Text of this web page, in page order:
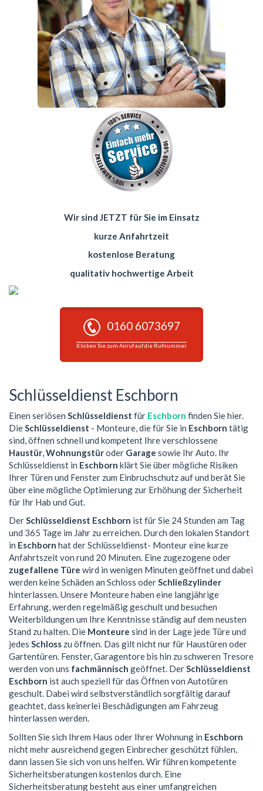
Wir sind JETZT für Sie im Einsatz
kurze Anfahrtzeit
kostenlose Beratung
qualitativ hochwertige Arbeit
0160 6073697
Klicken Sie zum Anruf auf die Rufnummer
Schlüsseldienst Eschborn
Einen seriösen Schlüsseldienst für Eschborn finden Sie hier.
DieSchlüsseldienst - Monteure, die für Sie in Eschborn tätig
sind, öffnen schnell und kompetent Ihre verschlossene
Haustür,Wohnungstüroder Garage sowie Ihr Auto. Ihr
Schlüsseldienst in Eschborn klärt Sie über mögliche Risiken
Ihrer Türen und Fenster zum Einbruchschutz auf und berät Sie
über eine mögliche Optimierung zur Erhöhung der Sicherheit
für Ihr Hab und Gut.
DerSchlüsseldienst Eschborn ist für Sie 24 Stunden am Tag
und 365 Tage im Jahr zu erreichen. Durch den lokalen Standort
in Eschborn hat der Schlüsseldienst- Monteur eine kurze
Anfahrtszeit von rund 20 Minuten. Eine zugezogene oder
zugefallene Türe wird in wenigen Minuten geöffnet und dabei
werden keine Schäden an Schloss oderSchließzylinder
hinterlassen. Unsere Monteure haben eine langjährige
Erfahrung, werden regelmäßig geschult und besuchen
Weiterbildungen um Ihre Kenntnisse ständig auf dem neusten
Stand zu halten. Die Monteure sind in der Lage jede Türe und
jedes Schloss zu öffnen. Das gilt nicht nur für Haustüren oder
Gartentüren. Fenster, Garagentore bis hin zu schweren Tresore
werden von uns fachmännisch geöffnet. DerSchlüsseldienst
Eschborn ist auch speziell für das Öffnen von Autotüren
geschult. Dabei wird selbstverständlich sorgfältig darauf
geachtet, dass keinerlei Beschädigungen am Fahrzeug
hinterlassen werden.
Sollten Sie sich Ihrem Haus oder Ihrer Wohnung in Eschborn
nicht mehr ausreichend gegen Einbrecher geschützt fühlen,
dann lassen Sie sich von uns helfen. Wir führen kompetente
Sicherheitsberatungen kostenlos durch. Eine
Sicherheitsberatung besteht aus einer umfangreichen